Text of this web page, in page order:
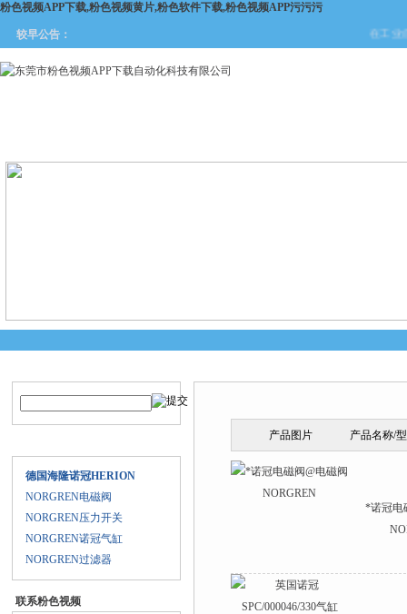
粉色视频APP下载,粉色视频黄片,粉色软件下载,粉色视频APP污污污
较早公告： 在工业
下载
德国海隆诺冠HERION
NORGREN电磁阀
NORGREN压力开关
NORGREN诺冠气缸
NORGREN过滤器
联系粉色视频
产品图片 产品名称/
*诺冠电